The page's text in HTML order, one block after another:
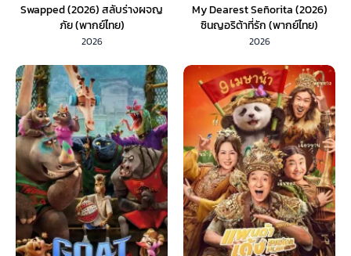
Swapped (2026) สลับร่างผจญ
ภัย (พากย์ไทย)
2026
My Dearest Señorita (2026)
ซินญอริต้าที่รัก (พากย์ไทย)
2026